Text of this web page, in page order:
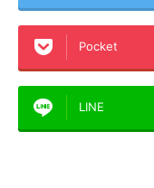
Pocket
LINE